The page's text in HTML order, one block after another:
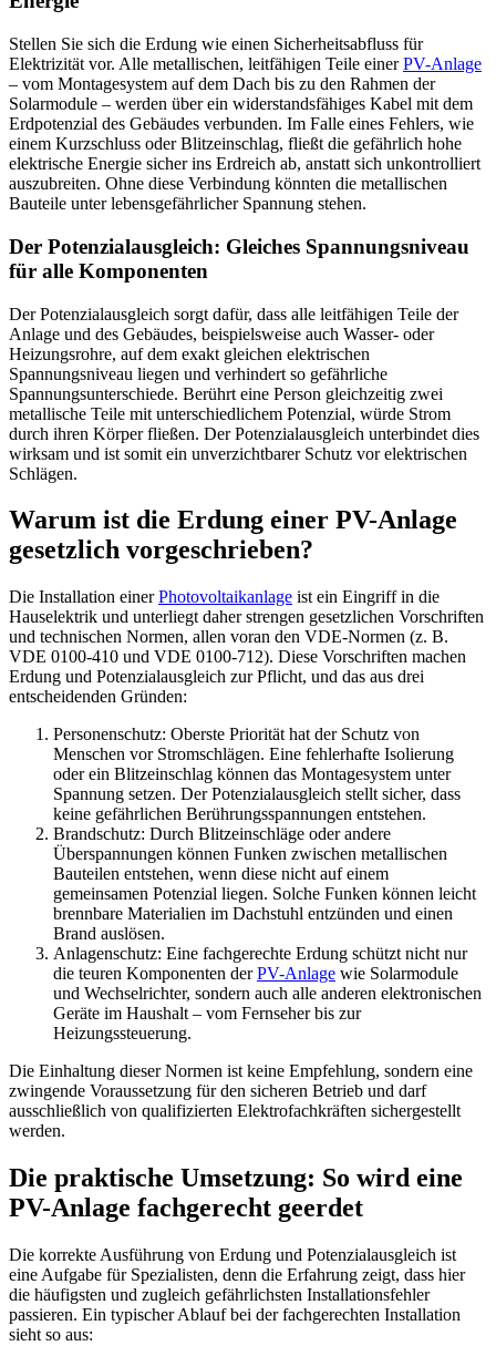
Stellen Sie sich die Erdung wie einen Sicherheitsabfluss für
Elektrizität vor. Alle metallischen, leitfähigen Teile einerPV-Anlage
– vom Montagesystem auf dem Dach bis zu den Rahmen der
Solarmodule – werden über ein widerstandsfähiges Kabel mit dem
Erdpotenzial des Gebäudes verbunden. Im Falle eines Fehlers, wie
einem Kurzschluss oder Blitzeinschlag, fließt die gefährlich hohe
elektrische Energie sicher ins Erdreich ab, anstatt sich unkontrolliert
auszubreiten. Ohne diese Verbindung könnten die metallischen
Bauteile unter lebensgefährlicher Spannung stehen.
Der Potenzialausgleich: Gleiches Spannungsniveau
für alle Komponenten
Der Potenzialausgleich sorgt dafür, dass alle leitfähigen Teile der
Anlage und des Gebäudes, beispielsweise auch Wasser- oder
Heizungsrohre, auf dem exakt gleichen elektrischen
Spannungsniveau liegen und verhindert so gefährliche
Spannungsunterschiede. Berührt eine Person gleichzeitig zwei
metallische Teile mit unterschiedlichem Potenzial, würde Strom
durch ihren Körper fließen. Der Potenzialausgleich unterbindet dies
wirksam und ist somit ein unverzichtbarer Schutz vor elektrischen
Schlägen.
Warum ist die Erdung einer PV-Anlage
gesetzlich vorgeschrieben?
Die Installation einerPhotovoltaikanlage ist ein Eingriff in die
Hauselektrik und unterliegt daher strengen gesetzlichen Vorschriften
und technischen Normen, allen voran den VDE-Normen (z. B.
VDE 0100-410 und VDE 0100-712). Diese Vorschriften machen
Erdung und Potenzialausgleich zur Pflicht, und das aus drei
entscheidenden Gründen:
Personenschutz: Oberste Priorität hat der Schutz von
Menschen vor Stromschlägen. Eine fehlerhafte Isolierung
oder ein Blitzeinschlag können das Montagesystem unter
Spannung setzen. Der Potenzialausgleich stellt sicher, dass
keine gefährlichen Berührungsspannungen entstehen.
Brandschutz: Durch Blitzeinschläge oder andere
Überspannungen können Funken zwischen metallischen
Bauteilen entstehen, wenn diese nicht auf einem
gemeinsamen Potenzial liegen. Solche Funken können leicht
brennbare Materialien im Dachstuhl entzünden und einen
Brand auslösen.
Anlagenschutz: Eine fachgerechte Erdung schützt nicht nur
die teuren Komponenten derPV-Anlage wie Solarmodule
und Wechselrichter, sondern auch alle anderen elektronischen
Geräte im Haushalt – vom Fernseher bis zur
Heizungssteuerung.
Die Einhaltung dieser Normen ist keine Empfehlung, sondern eine
zwingende Voraussetzung für den sicheren Betrieb und darf
ausschließlich von qualifizierten Elektrofachkräften sichergestellt
werden.
Die praktische Umsetzung: So wird eine
PV-Anlage fachgerecht geerdet
Die korrekte Ausführung von Erdung und Potenzialausgleich ist
eine Aufgabe für Spezialisten, denn die Erfahrung zeigt, dass hier
die häufigsten und zugleich gefährlichsten Installationsfehler
passieren. Ein typischer Ablauf bei der fachgerechten Installation
sieht so aus: